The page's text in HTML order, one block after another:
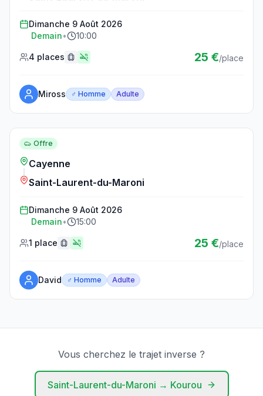
Dimanche 9 Août 2026
Demain• 10:00
4 places 25 €/place
Miross ♂ Homme Adulte
Offre
Cayenne
Saint-Laurent-du-Maroni
Dimanche 9 Août 2026
Demain• 15:00
1 place 25 €/place
David ♂ Homme Adulte
Vous cherchez le trajet inverse ?
Saint-Laurent-du-Maroni → Kourou